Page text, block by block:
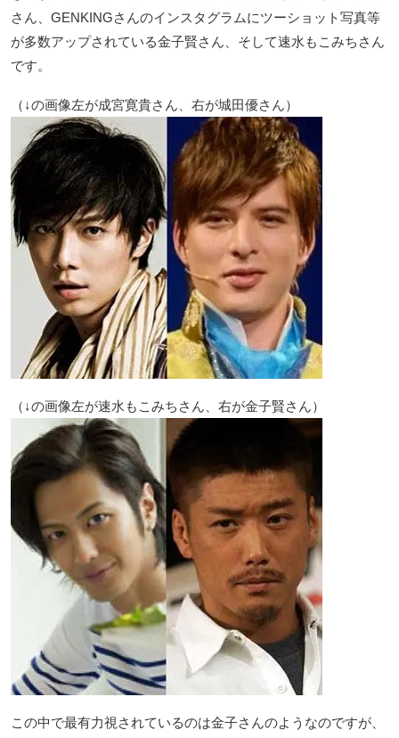
さん、GENKINGさんのインスタグラムにツーショット写真等
が多数アップされている金子賢さん、そして速水もこみちさん
です。
（↓の画像左が成宮寛貴さん、右が城田優さん）
（↓の画像左が速水もこみちさん、右が金子賢さん）
この中で最有力視されているのは金子さんのようなのですが、